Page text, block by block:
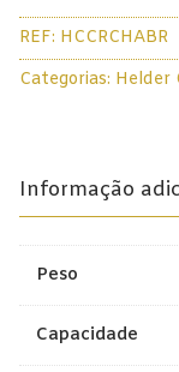
Colheita
Vinhos do Porto
Tawny
Branco
Espumantes
Cabo
da
Roca
2023
75cl
REF: HCCRCHABR
Categorias: Helder
Informação
Peso
Capacidade